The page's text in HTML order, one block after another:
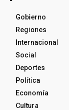
Gobierno
Regiones
Internacional
Social
Deportes
Política
Economía
Cultura